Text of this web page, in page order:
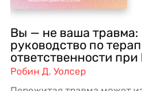
Вы — не ваша травма:
руководство по
ответственности
Робин Д. Уолсер